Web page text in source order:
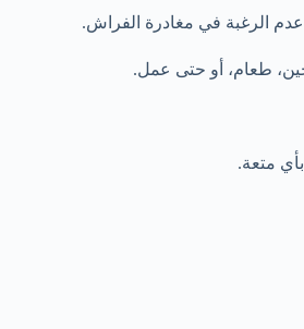
عدم الرغبة في مغادرة الفراش.
طعام، أو حتى عمل.
متعة.